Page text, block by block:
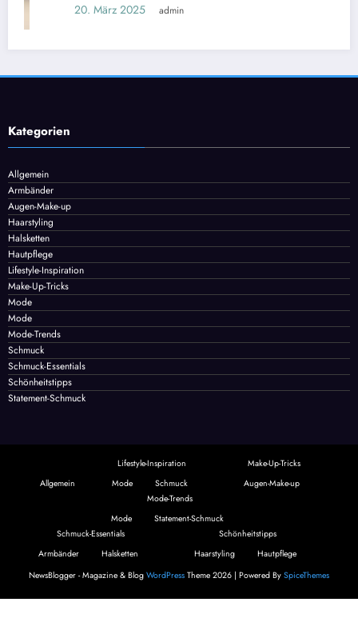
20. März 2025 admin
Kategorien
Allgemein
Armbänder
Augen-Make-up
Haarstyling
Halsketten
Hautpflege
Lifestyle-Inspiration
Make-Up-Tricks
Mode
Mode
Mode-Trends
Schmuck
Schmuck-Essentials
Schönheitstipps
Statement-Schmuck
Allgemein
Lifestyle-Inspiration
Mode
Schmuck
Make-Up-Tricks
Augen-Make-up
Mode-Trends
Mode
Statement-Schmuck
Schmuck-Essentials
Armbänder
Halsketten
Schönheitstipps
Haarstyling
Hautpflege
NewsBlogger - Magazine & Blog WordPress Theme 2026 | Powered By SpiceThemes